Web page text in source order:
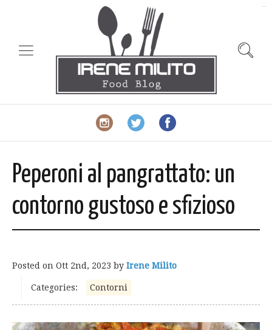
Peperoni al pangrattato: un
contorno gustoso e sfizioso
Posted on Ott 2nd, 2023 by Irene Milito
Categories: Contorni